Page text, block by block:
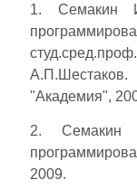
1. Семакин
"Академия",
2. Семакин
2009.